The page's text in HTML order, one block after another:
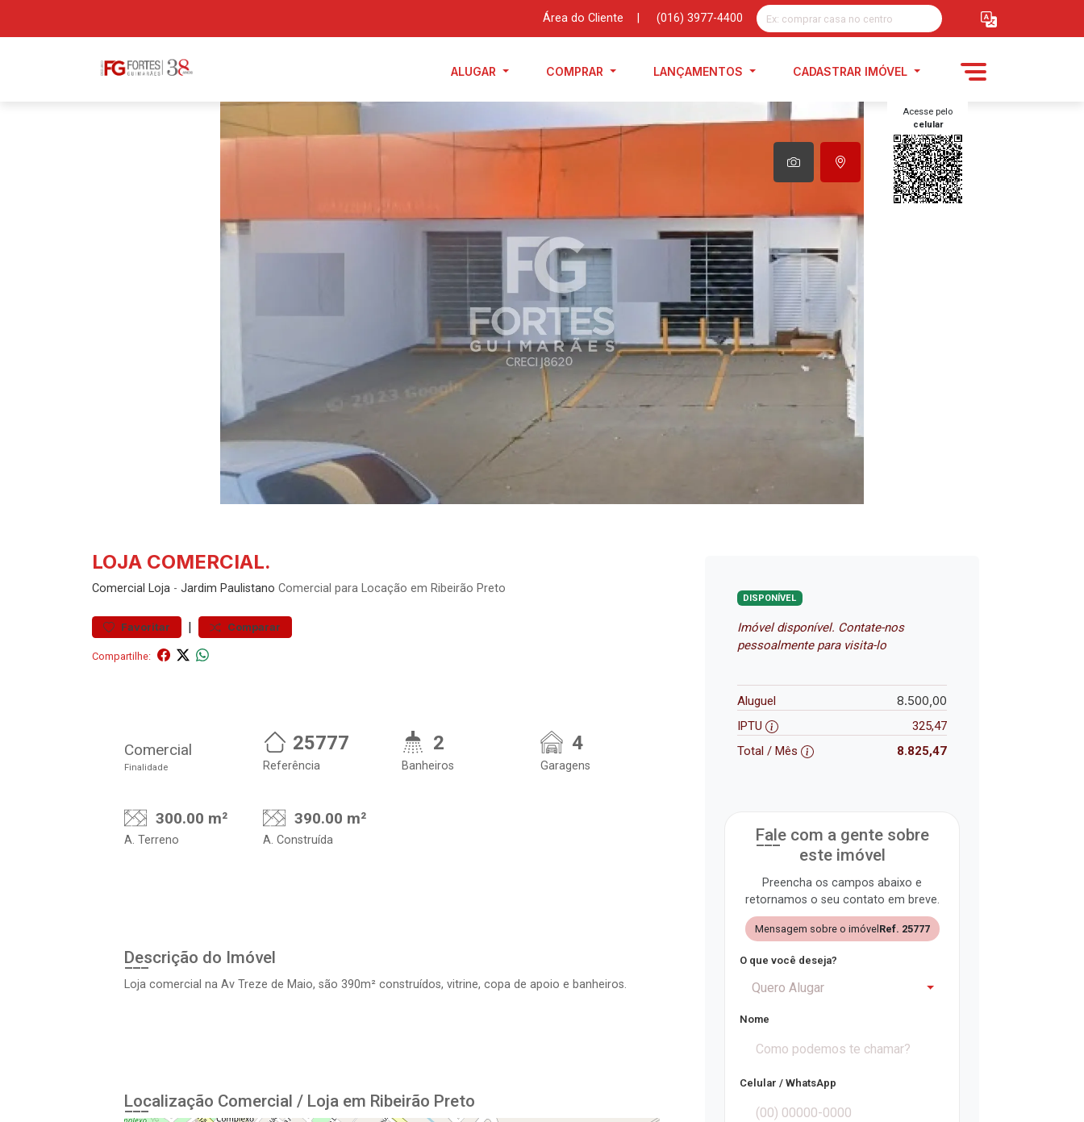
Área do Cliente (016) 3977-4400
ALUGAR COMPRAR LANÇAMENTOS CADASTRAR IMÓVEL
Acesse pelo
celular
LOJA COMERCIAL.
Comercial Loja - Jardim Paulistano Comercial para Locação em Ribeirão Preto
Favoritar | Comparar
Compartilhe:
Comercial
Finalidade
25777
Referência
2
Banheiros
4
Garagens
300.00 m²
A. Terreno
390.00 m²
A. Construída
Descrição do Imóvel
Loja comercial na Av Treze de Maio, são 390m² construídos, vitrine, copa de apoio e banheiros.
Localização Comercial / Loja em Ribeirão Preto
DISPONÍVEL
Imóvel disponível. Contate-nos
pessoalmente para visita-lo
Aluguel 8.500,00
IPTU
325,47
Total / Mês
8.825,47
Fale com a gente sobre
este imóvel
Preencha os campos abaixo e
retornamos o seu contato em breve.
Mensagem sobre o imóvel Ref. 25777
O que você deseja?
Quero Alugar
Nome
Celular / WhatsApp